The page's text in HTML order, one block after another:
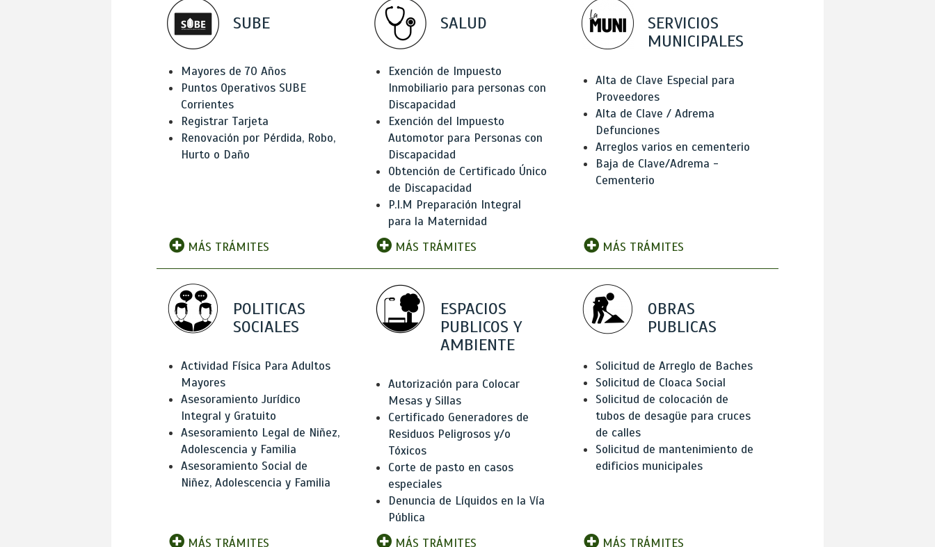
SUBE
Mayores de 70 Años
Puntos Operativos SUBE
Corrientes
Registrar Tarjeta
Renovación por Pérdida, Robo,
Hurto o Daño
MÁS TRÁMITES
SALUD
Exención de Impuesto
Inmobiliario para personas con
Discapacidad
Exención del Impuesto
Automotor para Personas con
Discapacidad
Obtención de Certificado Único
de Discapacidad
P.I.M Preparación Integral
para la Maternidad
MÁS TRÁMITES
SERVICIOS
MUNICIPALES
Alta de Clave Especial para
Proveedores
Alta de Clave / Adrema
Defunciones
Arreglos varios en cementerio
Baja de Clave/Adrema -
Cementerio
MÁS TRÁMITES
POLITICAS
SOCIALES
Actividad Física Para Adultos
Mayores
Asesoramiento Jurídico
Integral y Gratuito
Asesoramiento Legal de Niñez,
Adolescencia y Familia
Asesoramiento Social de
Niñez, Adolescencia y Familia
MÁS TRÁMITES
ESPACIOS
PUBLICOS Y
AMBIENTE
Autorización para Colocar
Mesas y Sillas
Certificado Generadores de
Residuos Peligrosos y/o
Tóxicos
Corte de pasto en casos
especiales
Denuncia de Líquidos en la Vía
Pública
MÁS TRÁMITES
OBRAS
PUBLICAS
Solicitud de Arreglo de Baches
Solicitud de Cloaca Social
Solicitud de colocación de
tubos de desagüe para cruces
de calles
Solicitud de mantenimiento de
edificios municipales
MÁS TRÁMITES